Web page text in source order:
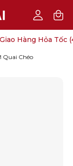
My
Account
Giao Hàng Hỏa Tốc
Quai Chéo